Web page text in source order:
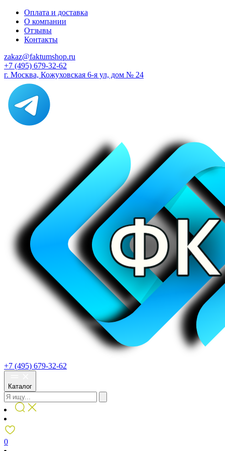
Оплата и доставка
О компании
Отзывы
Контакты
zakaz@faktumshop.ru
+7 (495) 679-32-62
г. Москва, Кожуховская 6-я ул, дом № 24
+7 (495) 679-32-62
Каталог
0